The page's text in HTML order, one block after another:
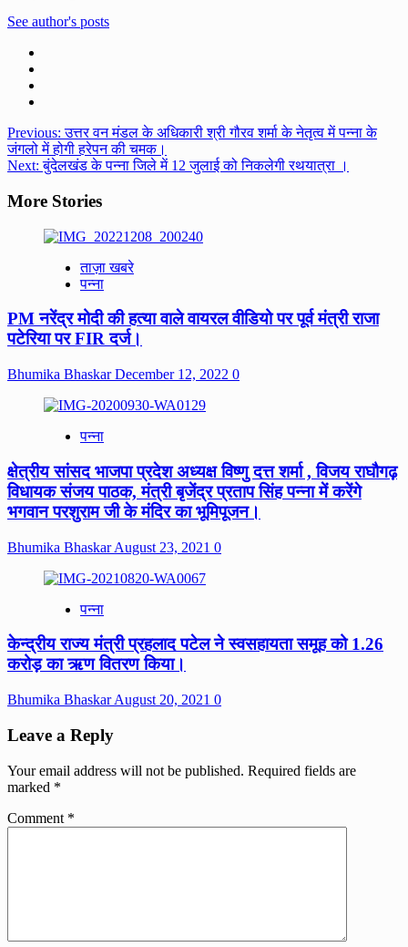
See author's posts
Post
navigation
Previous:उत्तर वन मंडल के अधिकारी श्री गौरव शर्मा के नेतृत्व में पन्ना के
जंगलो में होगी हरेपन की चमक।
Next:बुंदेलखंड के पन्ना जिले में 12 जुलाई को निकलेगी रथयात्रा ।
More Stories
ताज़ा खबरे
पन्ना
PM नरेंद्र मोदी की हत्या वाले वायरल वीडियो पर पूर्व मंत्री राजा
पटेरिया पर FIR दर्ज।
Bhumika BhaskarDecember 12, 2022 0
पन्ना
क्षेत्रीय सांसद भाजपा प्रदेश अध्यक्ष विष्णु दत्त शर्मा , विजय राघौगढ़
विधायक संजय पाठक, मंत्री बृजेंद्र प्रताप सिंह पन्ना में करेंगे
भगवान परशुराम जी के मंदिर का भूमिपूजन।
Bhumika BhaskarAugust 23, 2021 0
पन्ना
केन्द्रीय राज्य मंत्री प्रहलाद पटेल ने स्वसहायता समूह को 1.26
करोड़ का ऋण वितरण किया।
Bhumika BhaskarAugust 20, 2021 0
Leave a Reply
Your email address will not be published. Required fields are
marked *
Comment *